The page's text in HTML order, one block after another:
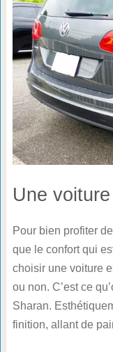
Une
Pour bien profiter de
que le confort qui
choisir une voiture
ou non. C’est ce
Sharan.
finition, allant de